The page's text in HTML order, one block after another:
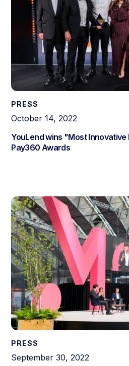
PRESS
October 14, 2022
YouLend wins "Most
Pay360 Awards
PRESS
September 30, 2022